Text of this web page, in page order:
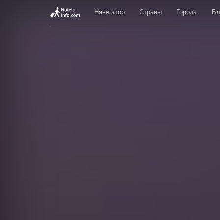
Навигатор Страны Города